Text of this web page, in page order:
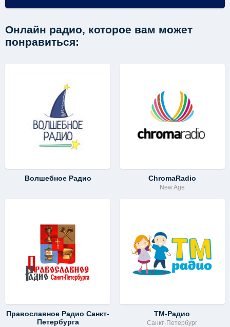
Онлайн радио, которое вам может
понравиться:
Волшебное Радио ChromaRadio
New Age
Православное Радио Санкт-
Петербурга
ТМ-Радио
Санкт-Петербург